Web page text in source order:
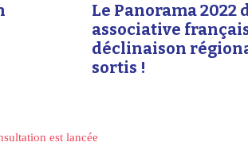
Le Panorama 2022
associative
déclinaison
sortis !
est lancée